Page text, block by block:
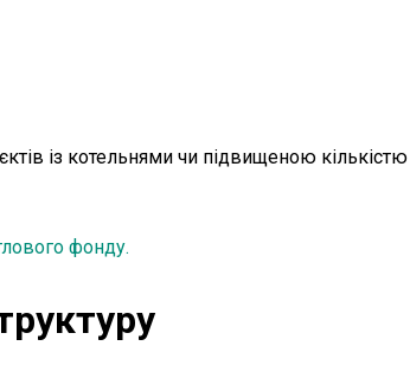
із котельнями чи підвищеною кількістю
фонду.